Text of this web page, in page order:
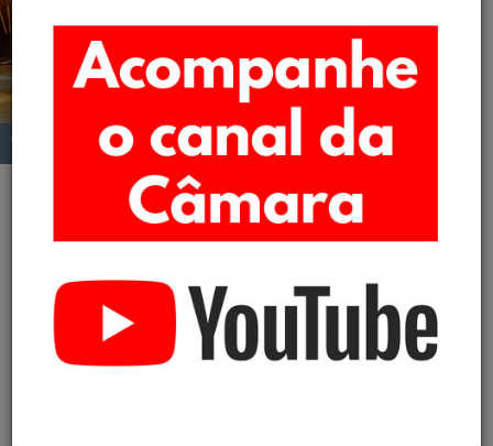
12ª Reunião Ordinária - Sessão Legislativa 2026
NOSSO CANAL NO